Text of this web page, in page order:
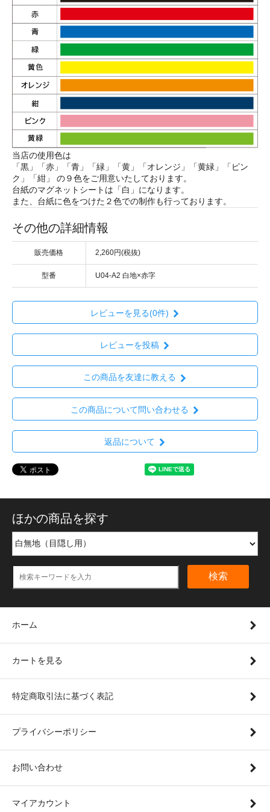
当店の使用色は
「黒」「赤」「青」「緑」「黄」「オレンジ」「黄緑」「ピン
ク」「紺」 の９色をご用意いたしております。
台紙のマグネットシートは「白」になります。
また、台紙に色をつけた２色での制作も行っております。
その他の詳細情報
販売価格 2,260円(税抜)
型番 U04-A2 白地×赤字
レビューを見る(0件)
レビューを投稿
この商品を友達に教える
この商品について問い合わせる
返品について
ほかの商品を探す
検索
ホーム
カートを見る
特定商取引法に基づく表記
プライバシーポリシー
お問い合わせ
マイアカウント